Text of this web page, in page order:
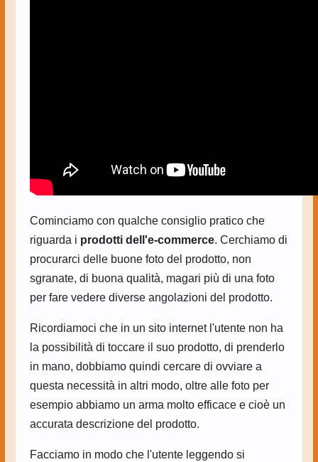
Cominciamo con qualche consiglio pratico che
riguarda i prodotti dell'e-commerce. Cerchiamo di
procurarci delle buone foto del prodotto, non
sgranate, di buona qualità, magari più di una foto
per fare vedere diverse angolazioni del prodotto.
Ricordiamoci che in un sito internet l'utente non ha
la possibilità di toccare il suo prodotto, di prenderlo
in mano, dobbiamo quindi cercare di ovviare a
questa necessità in altri modo, oltre alle foto per
esempio abbiamo un arma molto efficace e cioè un
accurata descrizione del prodotto.
Facciamo in modo che l'utente leggendo si